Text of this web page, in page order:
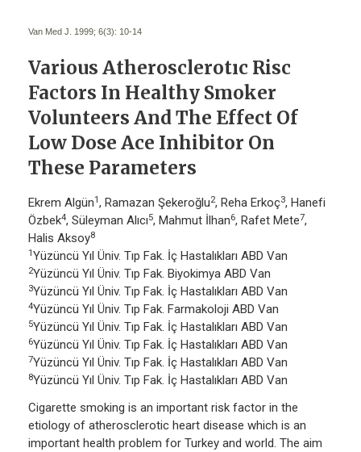
Van Med J. 1999; 6(3): 10-14
Various Atherosclerotıc Risc
Factors In Healthy Smoker
Volunteers And The Effect Of
Low Dose Ace Inhibitor On
These Parameters
Ekrem Algün1, Ramazan Şekeroğlu2, Reha Erkoç3, Hanefi
Özbek4, Süleyman Alıcı5, Mahmut İlhan6, Rafet Mete7,
Halis Aksoy8
1Yüzüncü Yıl Üniv. Tıp Fak. İç Hastalıkları ABD Van
2Yüzüncü Yıl Üniv. Tıp Fak. Biyokimya ABD Van
3Yüzüncü Yıl Üniv. Tıp Fak. İç Hastalıkları ABD Van
4Yüzüncü Yıl Üniv. Tıp Fak. Farmakoloji ABD Van
5Yüzüncü Yıl Üniv. Tıp Fak. İç Hastalıkları ABD Van
6Yüzüncü Yıl Üniv. Tıp Fak. İç Hastalıkları ABD Van
7Yüzüncü Yıl Üniv. Tıp Fak. İç Hastalıkları ABD Van
8Yüzüncü Yıl Üniv. Tıp Fak. İç Hastalıkları ABD Van
Cigarette smoking is an important risk factor in the
etiology of atherosclerotic heart disease which is an
important health problem for Turkey and world. The aim